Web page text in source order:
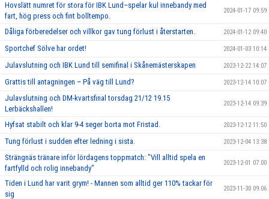
Hovslätt numret för stora för IBK Lund–spelar kul innebandy med
fart, hög press och fint bolltempo.
2024-01-17 09:59
Dåliga förberedelser och villkor gav tung förlust i återstarten. 2024-01-12 09:40
Sportchef Sölve har ordet! 2024-01-03 10:14
Julavslutning och IBK Lund till semifinal i Skånemästerskapen 2023-12-22 14:07
Grattis till antagningen – På väg till Lund? 2023-12-14 10:07
Julavslutning och DM-kvartsfinal torsdag 21/12 19.15
Lerbäckshallen!
2023-12-14 09:39
Hyfsat stabilt och klar 9-4 seger borta mot Fristad. 2023-12-12 11:50
Tung förlust i sudden efter ledning i sista. 2023-12-04 13:38
Strängnäs tränare inför lördagens toppmatch: "Vill alltid spela en
fartfylld och rolig innebandy"
2023-12-01 07:00
Tiden i Lund har varit grym! - Mannen som alltid ger 110% tackar för
sig
2023-11-30 09:06